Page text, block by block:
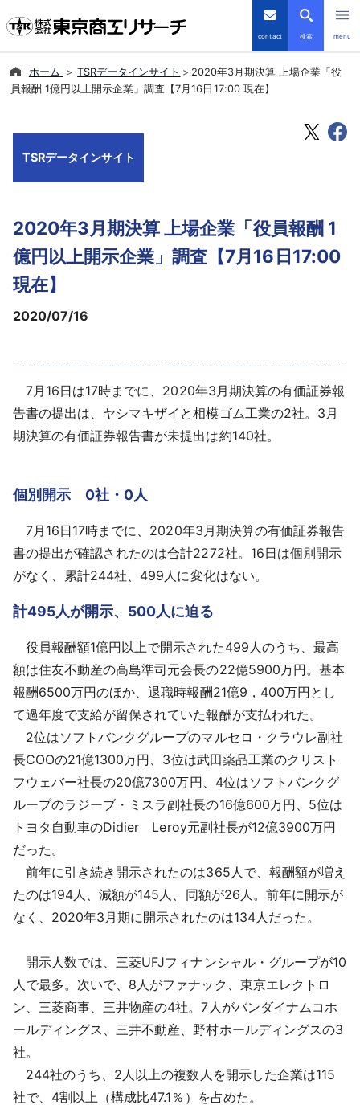
contact 検索 menu
倒産・注目企業情報
会社案内
よくあるご質問
ホーム TSRデータインサイト
2020年3月期決算 上場企業「役
員報酬 1億円以上開示企業」調査【7月16日17:00 現在】
TSRデータインサイト
2020年3月期決算 上場企業「役員報酬 1
億円以上開示企業」調査【7月16日17:00
現在】
2020/07/16
7月16日は17時までに、2020年3月期決算の有価証券報
告書の提出は、ヤシマキザイと相模ゴム工業の2社。3月
期決算の有価証券報告書が未提出は約140社。
個別開示 0社・0人
7月16日17時までに、2020年3月期決算の有価証券報告
書の提出が確認されたのは合計2272社。16日は個別開示
がなく、累計244社、499人に変化はない。
計495人が開示、500人に迫る
役員報酬額1億円以上で開示された499人のうち、最高
額は住友不動産の高島準司元会長の22億5900万円。基本
報酬6500万円のほか、退職時報酬21億9，400万円とし
て過年度で支給が留保されていた報酬が支払われた。
2位はソフトバンクグループのマルセロ・クラウレ副社
長COOの21億1300万円、3位は武田薬品工業のクリスト
フウェバー社長の20億7300万円、4位はソフトバンクグ
ループのラジーブ・ミスラ副社長の16億600万円、5位は
トヨタ自動車のDidier Leroy元副社長が12億3900万円
だった。
前年に引き続き開示されたのは365人で、報酬額が増え
たのは194人、減額が145人、同額が26人。前年に開示が
なく、2020年3月期に開示されたのは134人だった。
開示人数では、三菱UFJフィナンシャル・グループが10
人で最多。次いで、8人がファナック、東京エレクトロ
ン、三菱商事、三井物産の4社。7人がバンダイナムコホ
ールディングス、三井不動産、野村ホールディングスの3
社。
244社のうち、2人以上の複数人を開示した企業は115
社で、4割以上（構成比47.1％）を占めた。